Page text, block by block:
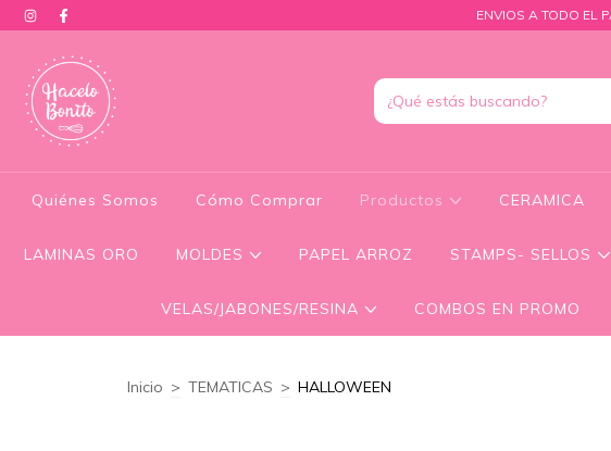
ENVIOS A TODO EL
Quiénes Somos Cómo Comprar Productos CERAMICA
LAMINAS ORO MOLDES PAPEL ARROZ STAMPS- SELLOS
VELAS/JABONES/RESINA COMBOS EN PROMO
Inicio > TEMATICAS > HALLOWEEN